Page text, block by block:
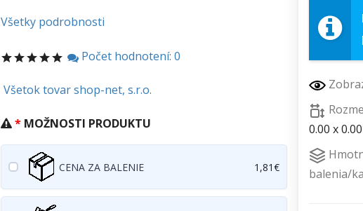
Všetky podrobnosti
Počet hodnotení: 0
Všetok tovar shop-net, s.r.o.
MOŽNOSTI PRODUKTU
CENA ZA BALENIE 1,81€
0.00 x
balenia/